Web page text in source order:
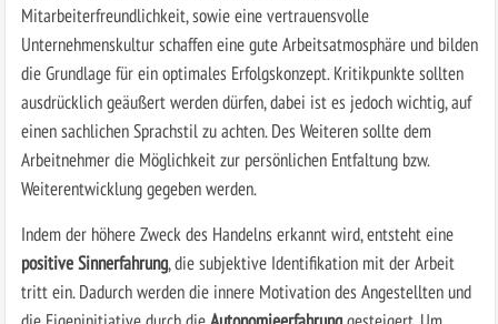
Mitarbeiterfreundlichkeit, sowie eine vertrauensvolle
Unternehmenskultur schaffen eine gute Arbeitsatmosphäre und bilden
die Grundlage für ein optimales Erfolgskonzept. Kritikpunkte sollten
ausdrücklich geäußert werden dürfen, dabei ist es jedoch wichtig, auf
einen sachlichen Sprachstil zu achten. Des Weiteren sollte dem
Arbeitnehmer die Möglichkeit zur persönlichen Entfaltung bzw.
Weiterentwicklung gegeben werden.
Indem der höhere Zweck des Handelns erkannt wird, entsteht eine
positive Sinnerfahrung, die subjektive Identifikation mit der Arbeit
tritt ein. Dadurch werden die innere Motivation des Angestellten und